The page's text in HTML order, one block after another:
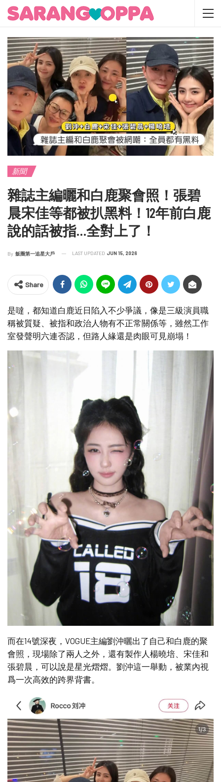
新聞
雜誌主編曬和白鹿聚會照！張碧
晨宋佳等都被扒黑料！12年前白鹿
說的話被指…全對上了！
By 飯圈第一追星大戶 LAST UPDATED JUN 15, 2026
Share
是噠，都知道白鹿近日陷入不少爭議，像是三級演員職
稱被質疑、被指和政治人物有不正常關係等，雖然工作
室發聲明六連否認，但路人緣還是肉眼可見崩塌！
而在14號深夜，VOGUE主編劉沖曬出了自己和白鹿的聚
會照，現場除了兩人之外，還有製作人楊曉培、宋佳和
張碧晨，可以說是星光熠熠。劉沖這一舉動，被業內視
爲一次高效的跨界背書。